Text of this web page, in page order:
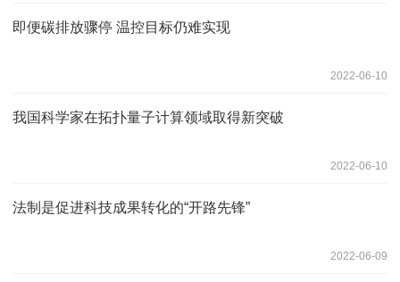
即便碳排放骤停 温控目标仍难实现
2022-06-10
我国科学家在拓扑量子计算领域取得新突破
2022-06-10
法制是促进科技成果转化的“开路先锋”
2022-06-09